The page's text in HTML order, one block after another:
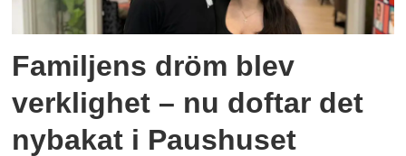
Familjens dröm blev
verklighet – nu doftar det
nybakat i Paushuset